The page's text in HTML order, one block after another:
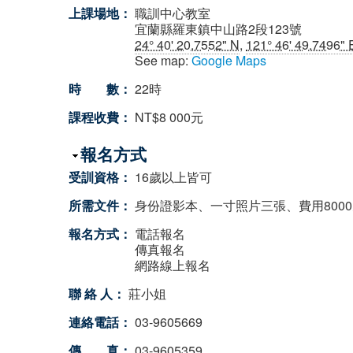
上課場地： 職訓中心教室
宜蘭縣羅東鎮中山路2段123號
24° 40' 20.7552" N, 121° 46' 49.7496"
See map:Google Maps
時 數： 22時
課程收費： NT$8 000元
隱藏
報名方式
受訓資格： 16歲以上皆可
所需文件： 身份證影本、一寸照片三張、費用
報名方式： 電話報名
傳真報名
網路線上報名
聯 絡 人： 莊小姐
連絡電話： 03-9605669